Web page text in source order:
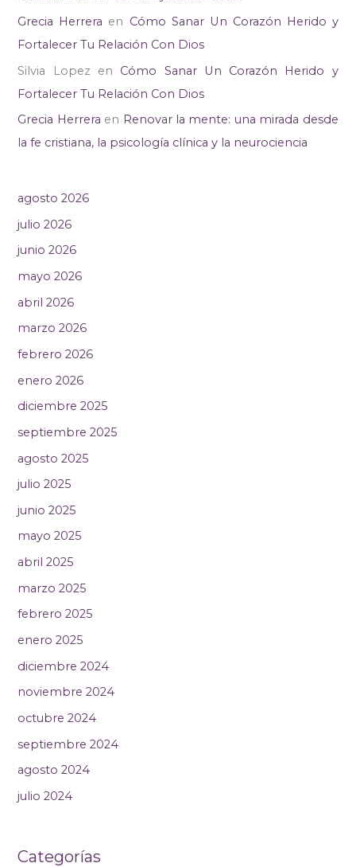
Grecia Herrera en Cómo Sanar Un Corazón Herido y
Fortalecer Tu Relación Con Dios
Silvia Lopez en Cómo Sanar Un Corazón Herido y
Fortalecer Tu Relación Con Dios
Grecia Herrera en Renovar la mente: una mirada desde
la fe cristiana, la psicología clínica y la neurociencia
agosto 2026
julio 2026
junio 2026
mayo 2026
abril 2026
marzo 2026
febrero 2026
enero 2026
diciembre 2025
septiembre 2025
agosto 2025
julio 2025
junio 2025
mayo 2025
abril 2025
marzo 2025
febrero 2025
enero 2025
diciembre 2024
noviembre 2024
octubre 2024
septiembre 2024
agosto 2024
julio 2024
Categorías